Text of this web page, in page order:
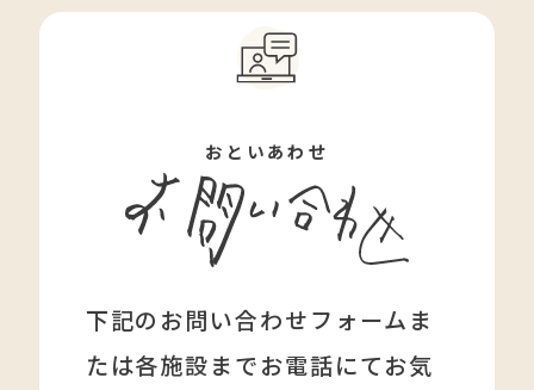
おといあわせ
下記のお問い合わせフォームま
たは各施設までお電話にてお気